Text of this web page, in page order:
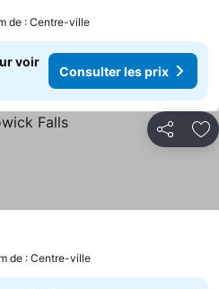
de : Centre-ville
voir
Consulter les prix
Partager
de : Centre-ville